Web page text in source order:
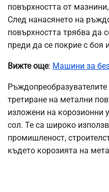
повърхността от
След нанасянето на
повърхността трябва да
преди да се покрие с боя
Вижте още: Машини за
третиране на метални
изложени на корозионни
сол. Те са широко
промишленост,
където корозията на